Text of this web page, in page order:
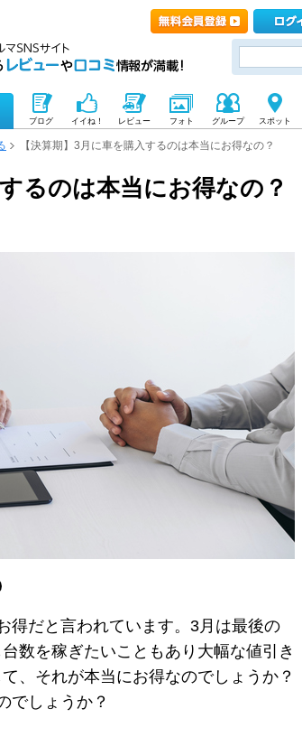
ブログ イイね！ レビュー フォト グループ スポット
【決算期】3月に車を購入するのは本当にお得なの？
るのは本当にお得なの？
得だと言われています。3月は最後の
数を稼ぎたいこともあり大幅な値引き
、それが本当にお得なのでしょうか？
でしょうか？